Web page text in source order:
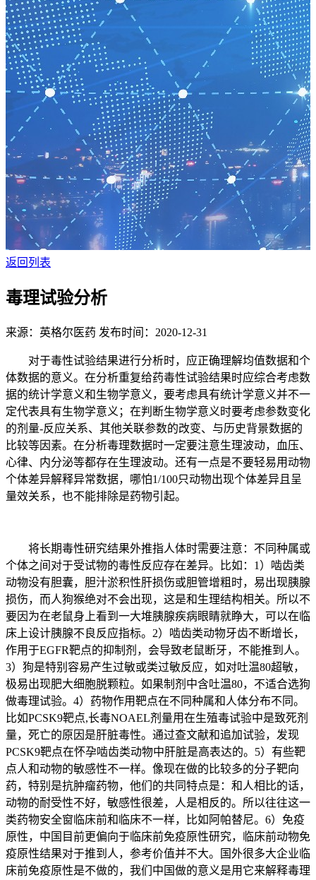
返回列表
毒理试验分析
来源：英格尔医药 发布时间：2020-12-31
对于毒性试验结果进行分析时，应正确理解均值数据和个
体数据的意义。在分析重复给药毒性试验结果时应综合考虑数
据的统计学意义和生物学意义，要考虑具有统计学意义并不一
定代表具有生物学意义；在判断生物学意义时要考虑参数变化
的剂量-反应关系、其他关联参数的改变、与历史背景数据的
比较等因素。在分析毒理数据时一定要注意生理波动，血压、
心律、内分泌等都存在生理波动。还有一点是不要轻易用动物
个体差异解释异常数据，哪怕1/100只动物出现个体差异且呈
量效关系，也不能排除是药物引起。
将长期毒性研究结果外推指人体时需要注意：不同种属或
个体之间对于受试物的毒性反应存在差异。比如：1）啮齿类
动物没有胆囊，胆汁淤积性肝损伤或胆管增粗时，易出现胰腺
损伤，而人狗猴绝对不会出现，这是和生理结构相关。所以不
要因为在老鼠身上看到一大堆胰腺疾病眼睛就睁大，可以在临
床上设计胰腺不良反应指标。2）啮齿类动物牙齿不断增长，
作用于EGFR靶点的抑制剂，会导致老鼠断牙，不能推到人。
3）狗是特别容易产生过敏或类过敏反应，如对吐温80超敏，
极易出现肥大细胞脱颗粒。如果制剂中含吐温80，不适合选狗
做毒理试验。4）药物作用靶点在不同种属和人体分布不同。
比如PCSK9靶点,长毒NOAEL剂量用在生殖毒试验中是致死剂
量，死亡的原因是肝脏毒性。通过查文献和追加试验，发现
PCSK9靶点在怀孕啮齿类动物中肝脏是高表达的。5）有些靶
点人和动物的敏感性不一样。像现在做的比较多的分子靶向
药，特别是抗肿瘤药物，他们的共同特点是：和人相比的话，
动物的耐受性不好，敏感性很差，人是相反的。所以往往这一
类药物安全窗临床前和临床不一样，比如阿帕替尼。6）免疫
原性，中国目前更偏向于临床前免疫原性研究，临床前动物免
疫原性结果对于推到人，参考价值并不大。国外很多大企业临
床前免疫原性是不做的，我们中国做的意义是用它来解释毒理